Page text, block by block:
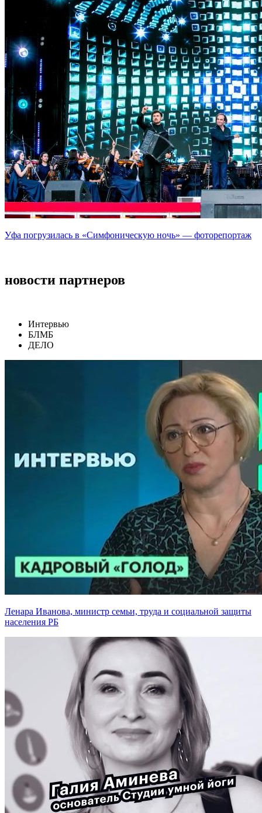
Уфа погрузилась в «Симфоническую ночь» — фоторепортаж
новости партнеров
Интервью
БЛМБ
ДЕЛО
Ленара Иванова, министр семьи, труда и социальной защиты
населения РБ